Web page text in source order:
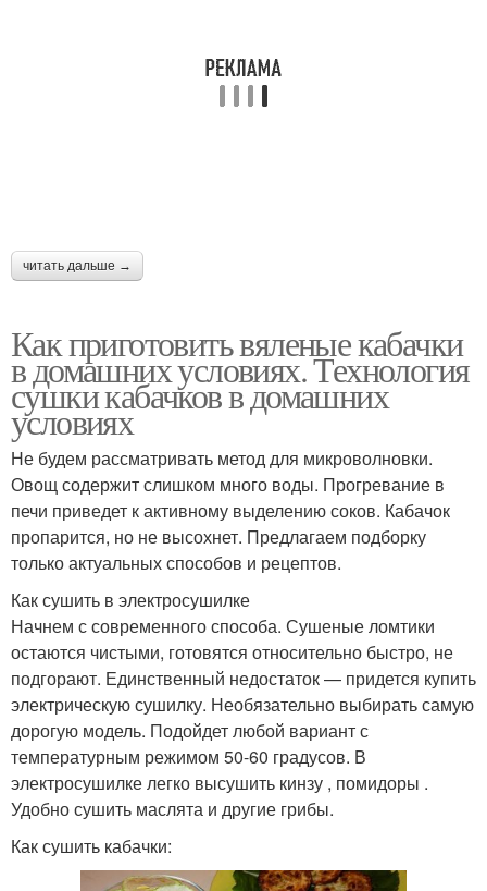
читать дальше →
Как приготовить вяленые кабачки
в домашних условиях. Технология
сушки кабачков в домашних
условиях
Не будем рассматривать метод для микроволновки.
Овощ содержит слишком много воды. Прогревание в
печи приведет к активному выделению соков. Кабачок
пропарится, но не высохнет. Предлагаем подборку
только актуальных способов и рецептов.
Как сушить в электросушилке
Начнем с современного способа. Сушеные ломтики
остаются чистыми, готовятся относительно быстро, не
подгорают. Единственный недостаток — придется купить
электрическую сушилку. Необязательно выбирать самую
дорогую модель. Подойдет любой вариант с
температурным режимом 50-60 градусов. В
электросушилке легко высушить кинзу , помидоры .
Удобно сушить маслята и другие грибы.
Как сушить кабачки: